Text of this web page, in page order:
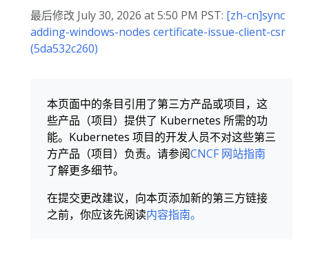
最后修改 July 30, 2026 at 5:50 PM PST: [zh-cn]sync
adding-windows-nodes certificate-issue-client-csr
(5da532c260)
本页面中的条目引用了第三方产品或项目，这
些产品（项目）提供了 Kubernetes 所需的功
能。Kubernetes 项目的开发人员不对这些第三
方产品（项目）负责。请参阅CNCF 网站指南
了解更多细节。
在提交更改建议，向本页添加新的第三方链接
之前，你应该先阅读内容指南。